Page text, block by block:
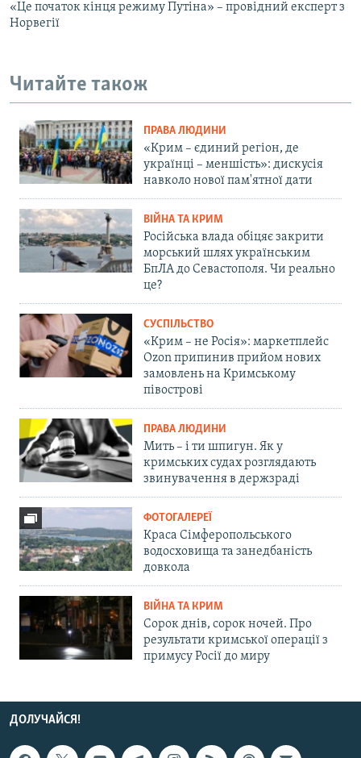
«Це початок кінця режиму Путіна» – провідний експерт з
Норвегії
Читайте також
ПРАВА ЛЮДИНИ
«Крим – єдиний регіон, де
українці – меншість»: дискусія
навколо нової пам'ятної дати
ВІЙНА ТА КРИМ
Російська влада обіцяє закрити
морський шлях українським
БпЛА до Севастополя. Чи реально
це?
СУСПІЛЬСТВО
«Крим – не Росія»: маркетплейс
Ozon припинив прийом нових
замовлень на Кримському
півострові
ПРАВА ЛЮДИНИ
Мить – і ти шпигун. Як у
кримських судах розглядають
звинувачення в держзраді
ФОТОГАЛЕРЕЇ
Краса Сімферопольського
водосховища та занедбаність
довкола
ВІЙНА ТА КРИМ
Сорок днів, сорок ночей. Про
результати кримської операції з
примусу Росії до миру
ДОЛУЧАЙСЯ!